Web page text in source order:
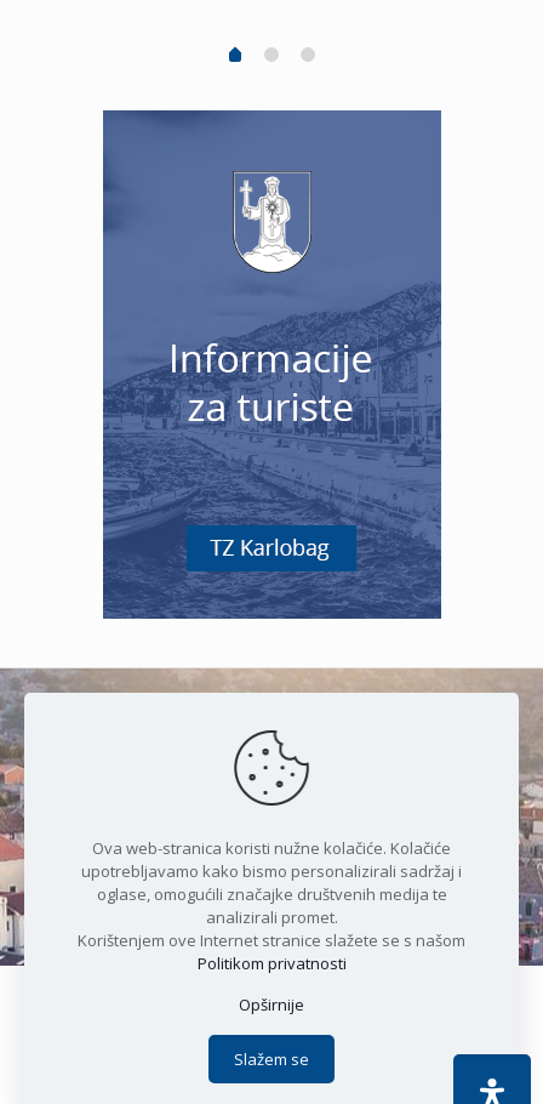
Čudesan spoj kristalnog mora i
prirode
Copyright © 2021 Općina Karlobag | Sva prava pridržana |
Politika privatnosti
Apoc IT
Ova web-stranica koristi nužne kolačiće. Kolačiće
upotrebljavamo kako bismo personalizirali sadržaj i
oglase, omogućili značajke društvenih medija te
analizirali promet.
Korištenjem ove Internet stranice slažete se s našom
Politikom privatnosti
Opširnije
Slažem se